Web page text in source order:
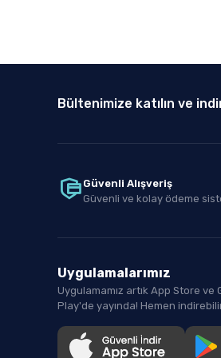
Bültenimize katılın ve
Güvenli Alışveriş
Güvenli ve kolay ödeme
Uygulamalarımız
Uygulamamız artık App Store ve
Play'de yayında! Hemen